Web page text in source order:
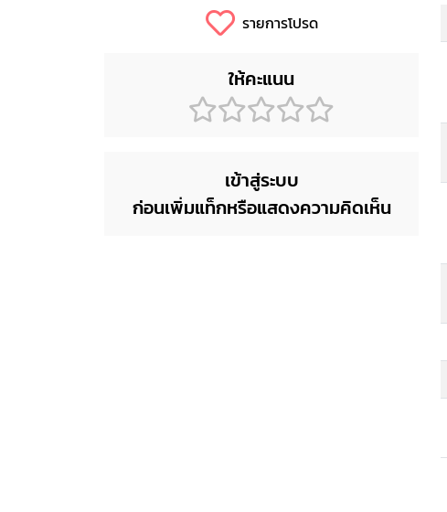
รายการโปรด
ให้คะแนน
เข้าสู่ระบบ
ก่อนเพิ่มแท็กหรือแสดงความคิดเห็น